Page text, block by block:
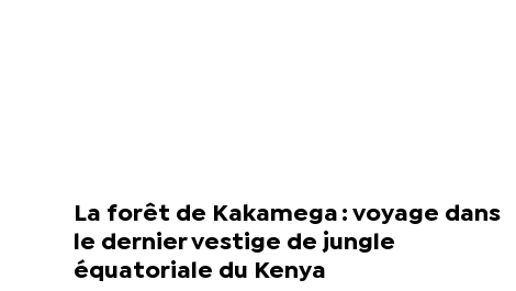
La forêt de Kakamega : voyage dans
le dernier vestige de jungle
équatoriale du Kenya